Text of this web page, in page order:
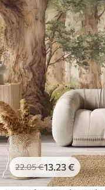
22.05€13 .23€